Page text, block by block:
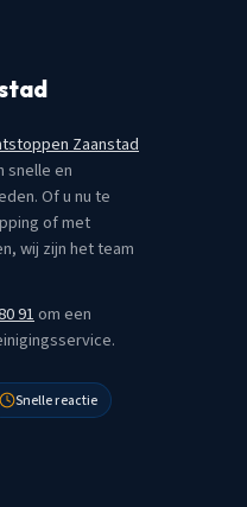
Zaanstad
snelle en
Of u nu te
of met
wij zijn het team
91om een
Snelle reactie